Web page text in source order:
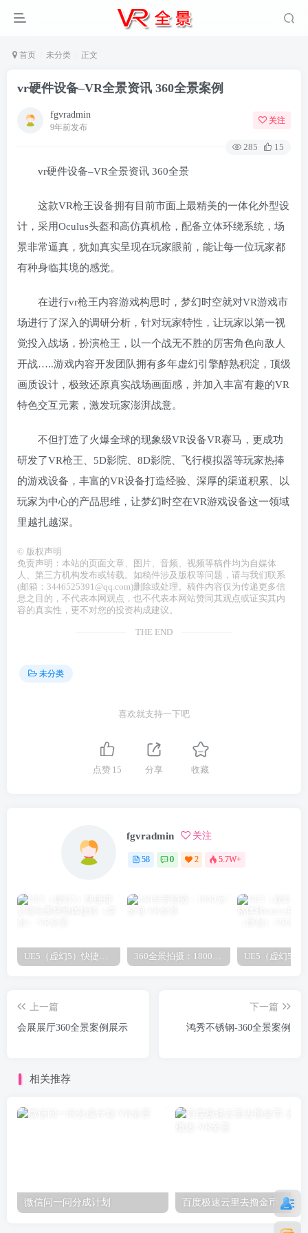
首页 未分类 正文
vr硬件设备–VR全景资讯 360全景案例
fgvradmin
9年前发布
关注
285 15
vr硬件设备–VR全景资讯 360全景
这款VR枪王设备拥有目前市面上最精美的一体化外型设
计，采用Oculus头盔和高仿真机枪，配备立体环绕系统，场
景非常逼真，犹如真实呈现在玩家眼前，能让每一位玩家都
有种身临其境的感觉。
在进行vr枪王内容游戏构思时，梦幻时空就对VR游戏市
场进行了深入的调研分析，针对玩家特性，让玩家以第一视
觉投入战场，扮演枪王，以一个战无不胜的厉害角色向敌人
开战…..游戏内容开发团队拥有多年虚幻引擎醇熟积淀，顶级
画质设计，极致还原真实战场画面感，并加入丰富有趣的VR
特色交互元素，激发玩家澎湃战意。
不但打造了火爆全球的现象级VR设备VR赛马，更成功
研发了VR枪王、5D影院、8D影院、飞行模拟器等玩家热捧
的游戏设备，丰富的VR设备打造经验、深厚的渠道积累、以
玩家为中心的产品思维，让梦幻时空在VR游戏设备这一领域
里越扎越深。
© 版权声明
免责声明：本站的页面文章、图片、音频、视频等稿件均为自媒体
人、第三方机构发布或转载。如稿件涉及版权等问题，请与我们联系
(邮箱：3446525391@qq.com)删除或处理。稿件内容仅为传递更多信
息之目的，不代表本网观点，也不代表本网站赞同其观点或证实其内
容的真实性，更不对您的投资构成建议。
THE END
未分类
喜欢就支持一下吧
点赞 15 分享 收藏
fgvradmin 关注
58 0 2 5.7W+
上一篇
会展展厅360全景案例展示
下一篇
鸿秀不锈钢-360全景案例
相关推荐
微信问一问分成计划